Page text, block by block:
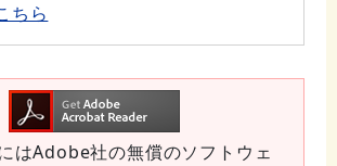
ちら
はAdobe社の無償のソフトウェ